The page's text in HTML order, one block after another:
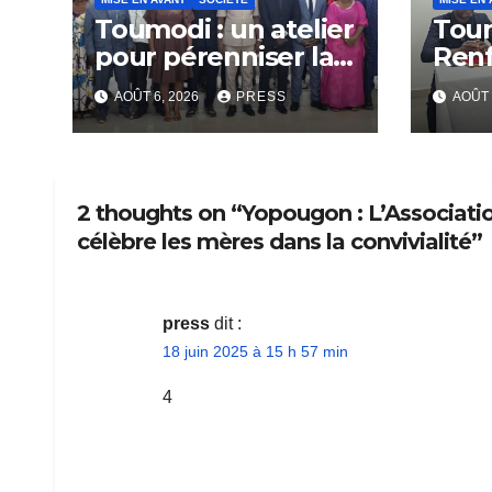
Toumodi : un atelier
pour pérenniser la
lutte anti-tabac
AOÛT 6, 2026 PRESS AOÛT
2 thoughts on “Yopougon :
célèbre les mères dans la convivialité”
press dit :
18 juin 2025 à 15 h 57 min
4